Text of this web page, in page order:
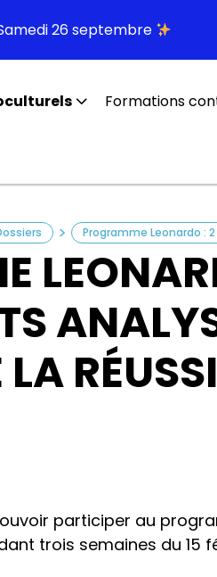
26 septembre
Formations
>
participer au
trois semaines du 15